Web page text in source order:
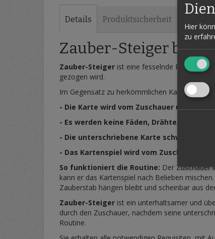
Details
Zauber-Steiger by
Zauber-Steiger ist eine fesselnde Routine,
gezogen wird.
Im Gegensatz zu herkömmlichen
- Die Karte wird vom Zuschauer
- Es werden keine Fäden, Drähte,
- Die unterschriebene Karte schwebt am
- Das Kartenspiel wird vom Zuschauer
So funktioniert die Routine: Der Zuschauer
kann er das Kartenspiel nach Belieben
Zauberstab hängen bleibt und scheinbar aus
Zauber-Steiger ist ein unterhaltsamer und
durch den Zuschauer, nachdem seine
Routine.
Produktsicherheit
Hier
zu